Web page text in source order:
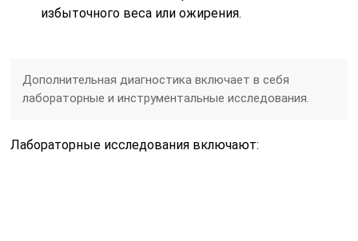
избыточного веса или ожирения.
Дополнительная диагностика включает в себя
лабораторные и инструментальные исследования.
Лабораторные исследования включают: